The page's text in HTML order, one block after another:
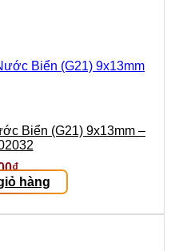
Biển (G21) 9x13mm –
₫
hàng